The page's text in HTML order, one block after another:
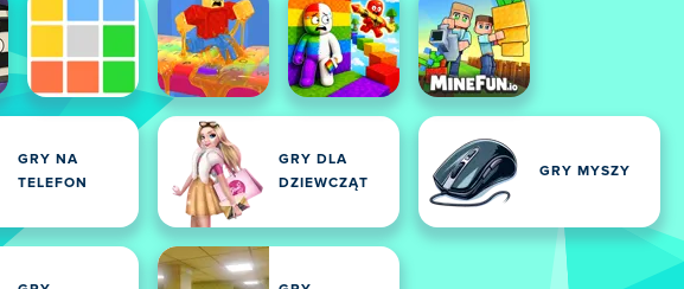
GRY NA
TELEFON
GRY DLA
DZIEWCZĄT
GRY MYSZY